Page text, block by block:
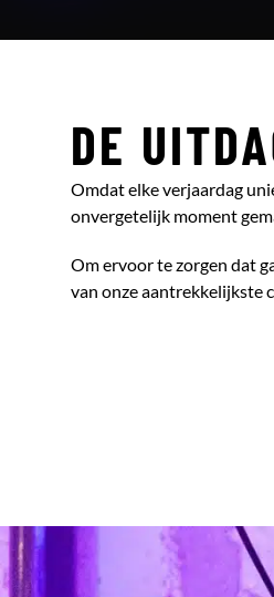
DE
Omdat elke verjaardag
onvergetelijk moment
Om ervoor te zorgen dat
van onze aantrekkelijkste